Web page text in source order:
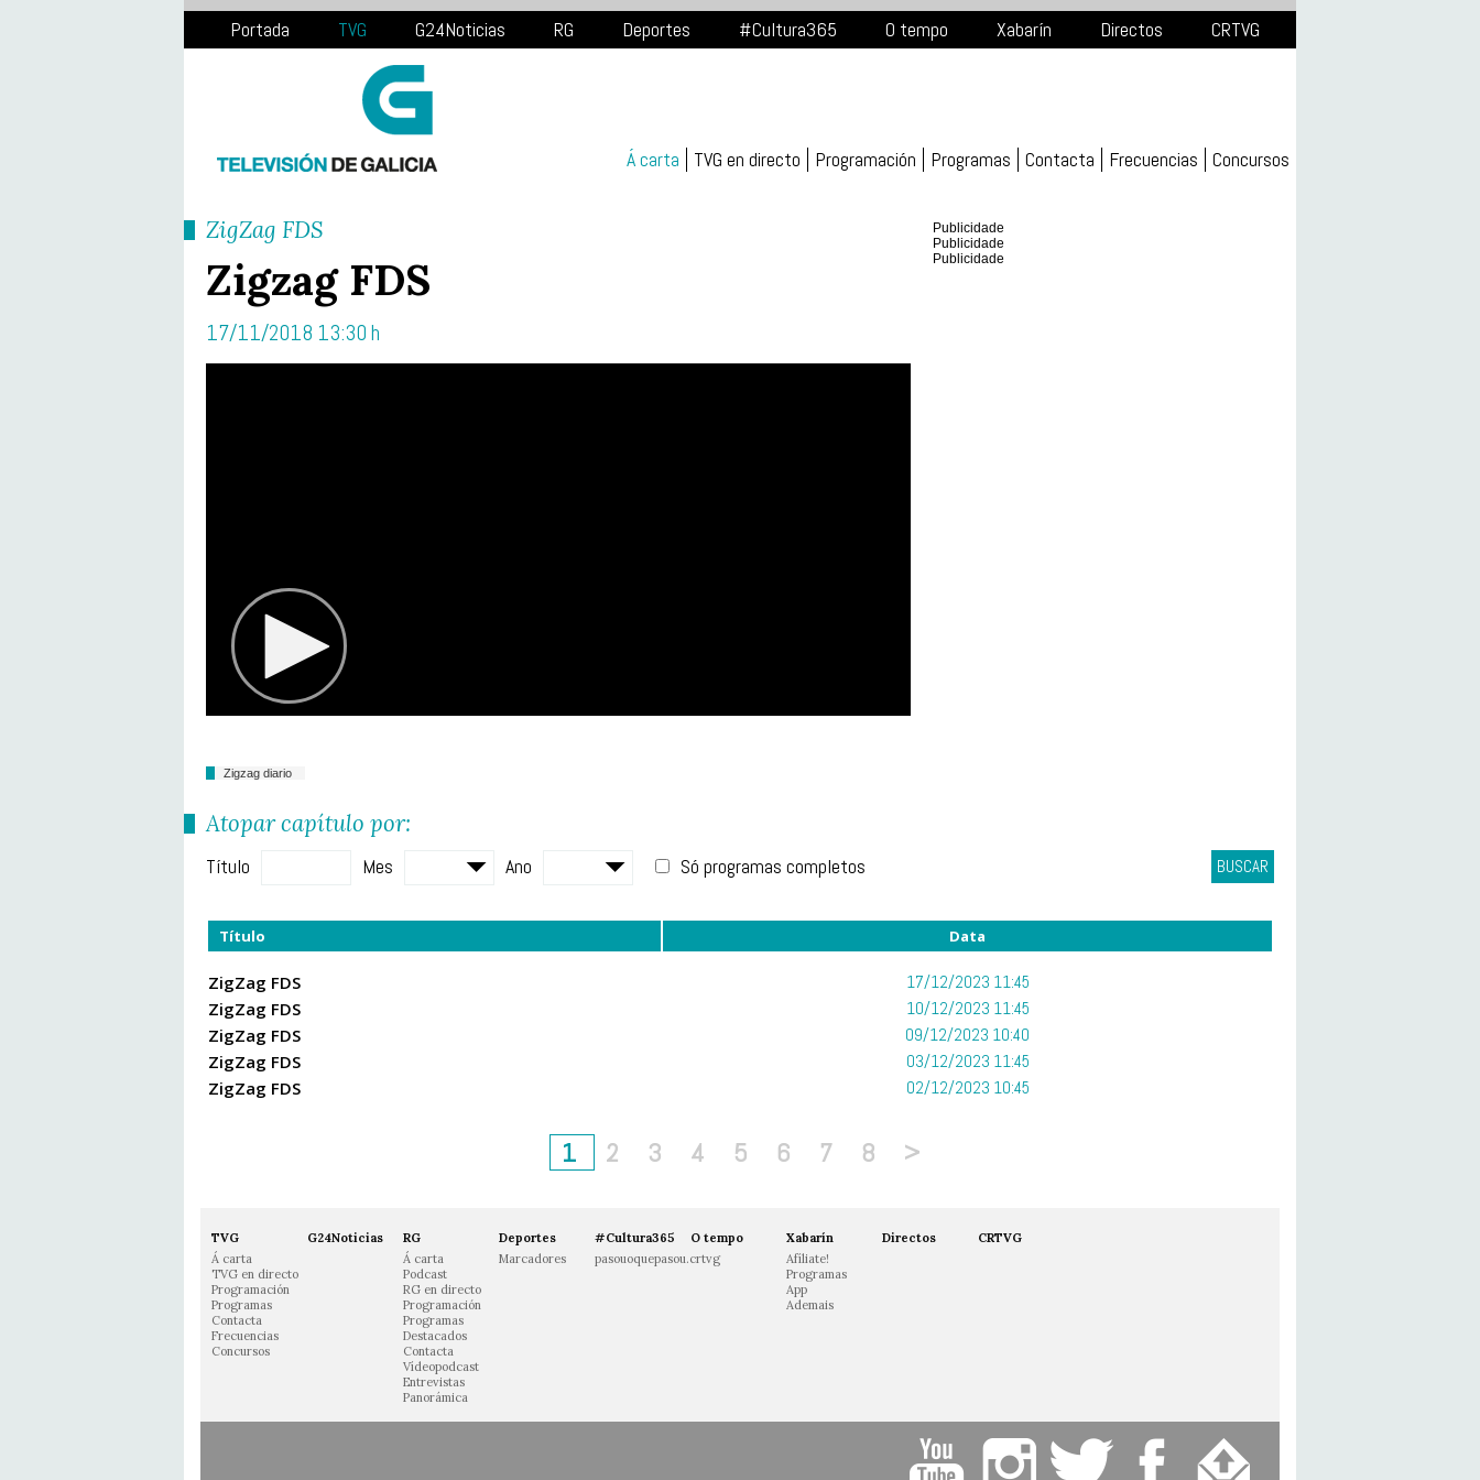
Portada TVG G24Noticias RG Deportes #Cultura365 O tempo Xabarín Directos CRTVG
Á carta TVG en directo Programación Programas Contacta Frecuencias Concursos
ZigZag FDS
Zigzag FDS
17/11/2018 13:30 h
Zigzag diario
Publicidade
Publicidade
Publicidade
Atopar capítulo por:
Título Mes Ano Só programas completos BUSCAR
Título Data
ZigZag FDS 17/12/2023 11:45
ZigZag FDS 10/12/2023 11:45
ZigZag FDS 09/12/2023 10:40
ZigZag FDS 03/12/2023 11:45
ZigZag FDS 02/12/2023 10:45
1 2 3 4 5 6 7 8 >
TVG
Á carta
TVG en directo
Programación
Programas
Contacta
Frecuencias
Concursos
G24Noticias
RG
Á carta
Podcast
RG en directo
Programación
Programas
Destacados
Contacta
Vídeopodcast
Entrevistas
Panorámica
Deportes
Marcadores
#Cultura365
pasouoquepasou.crtvg
O tempo
Xabarín
Afíliate!
Programas
App
Ademais
Directos CRTVG